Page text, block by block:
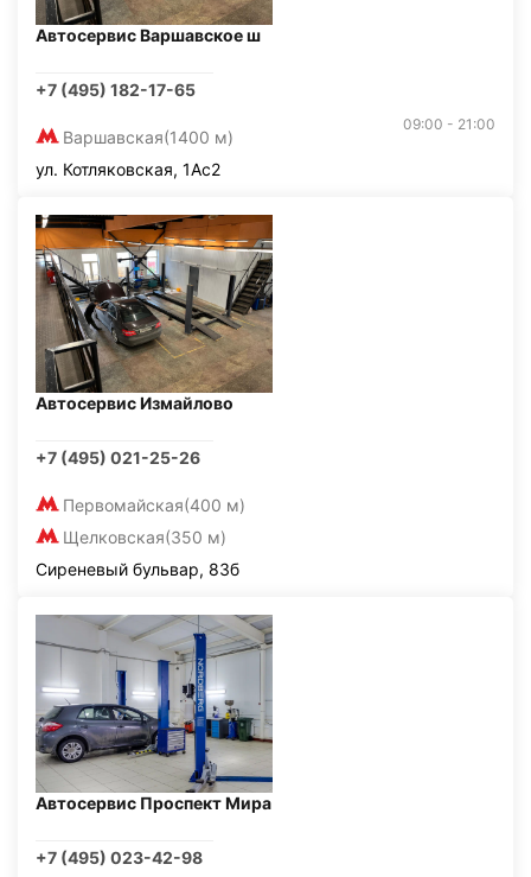
Автосервис Варшавское ш
+7 (495) 182-17-65
Варшавская(1400 м)
09:00 - 21:00
ул. Котляковская, 1Ас2
Автосервис Измайлово
+7 (495) 021-25-26
Первомайская(400 м)
Щелковская(350 м)
Сиреневый бульвар, 83б
Автосервис Проспект Мира
+7 (495) 023-42-98